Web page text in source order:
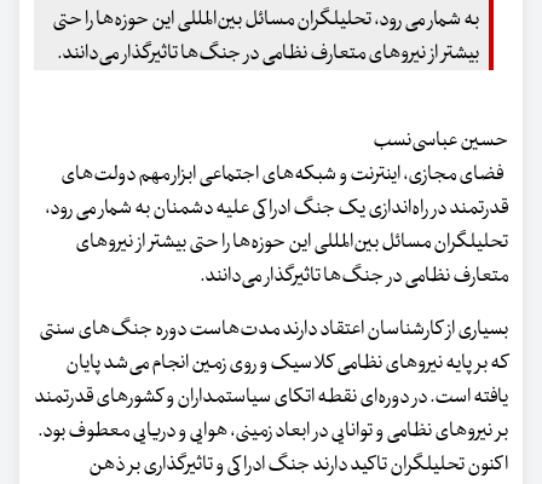
به شمار می رود، تحلیلگران مسائل بین‌المللی این حوزه‌ها را حتی
بیشتر از نیروهای متعارف نظامی در جنگ‌ها تاثیرگذار می‌دانند.
حسین عباسی‌نسب
فضای مجازی، اینترنت و شبکه‌های اجتماعی ابزار مهم دولت‌های
قدرتمند در راه‌اندازی یک جنگ ادراکی علیه دشمنان به شمار می رود،
تحلیلگران مسائل بین‌المللی این حوزه‌ها را حتی بیشتر از نیروهای
متعارف نظامی در جنگ‌ها تاثیرگذار می‌دانند.
بسیاری از کارشناسان اعتقاد دارند مدت‌هاست دوره جنگ‌های سنتی
که بر پایه نیروهای نظامی کلاسیک و روی زمین انجام می‌شد پایان
یافته است. در دوره‌ای نقطه اتکای سیاستمداران و کشورهای قدرتمند
بر نیروهای نظامی و توانایی در ابعاد زمینی، هوایی و دریایی معطوف بود.
اکنون تحلیلگران تاکید دارند جنگ ادراکی و تاثیرگذاری بر ذهن